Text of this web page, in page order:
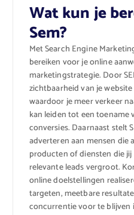
Wat kun je
Sem?
Met Search Engine
bereiken voor je online
marketingstrategie. Door
zichtbaarheid van je
waardoor je meer verkeer
kan leiden tot een
conversies. Daarnaast stelt
adverteren aan mensen die
producten of diensten die
relevante leads vergroot.
online doelstellingen
targeten, meetbare
concurrentie voor te blijven